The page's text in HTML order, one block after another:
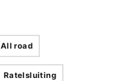
All road
Ratelsluiting